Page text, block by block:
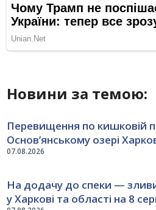
Новини за темою:
07.08.2026
Перевищення по кишковій
Основ’янському озері
На додачу до спеки —
у Харкові та області на 8